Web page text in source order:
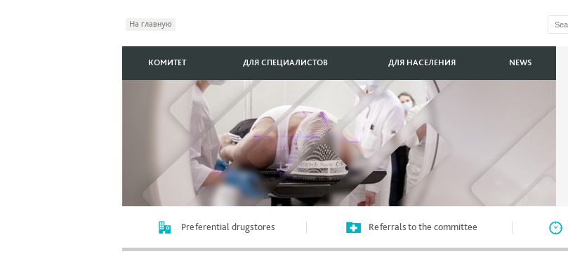
На главную
КОМИТЕТ ДЛЯ СПЕЦИАЛИСТОВ ДЛЯ НАСЕЛЕНИЯ NEWS
Preferential drugstores Referrals to the committee